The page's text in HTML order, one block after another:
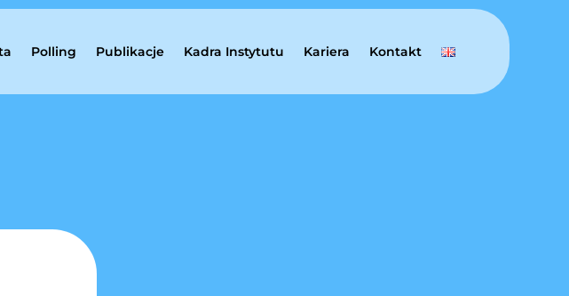
Polling Publikacje Kadra Instytutu Kariera Kontakt